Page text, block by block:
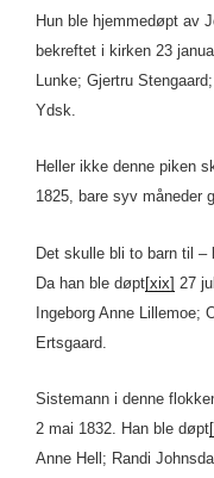
Hun ble hjemmedøpt av
bekreftet i kirken 23
Lunke; Gjertru
Ydsk.
Heller ikke denne piken
1825, bare syv måneder
Det skulle bli to barn til –
Da han ble døpt[xix] 27
Ingeborg Anne Lillemoe;
Ertsgaard.
Sistemann i denne
2 mai 1832. Han ble døpt
Anne Hell; Randi